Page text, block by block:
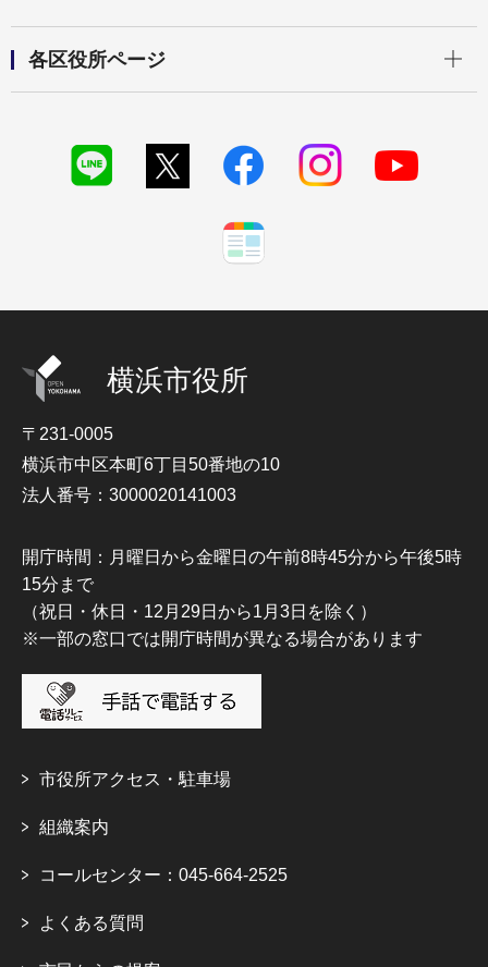
各区役所ページ
横浜市役所
〒231-0005
横浜市中区本町6丁目50番地の10
法人番号：3000020141003
開庁時間：月曜日から金曜日の午前8時45分から午後5時
15分まで
（祝日・休日・12月29日から1月3日を除く）
※一部の窓口では開庁時間が異なる場合があります
市役所アクセス・駐車場
組織案内
コールセンター：045-664-2525
よくある質問